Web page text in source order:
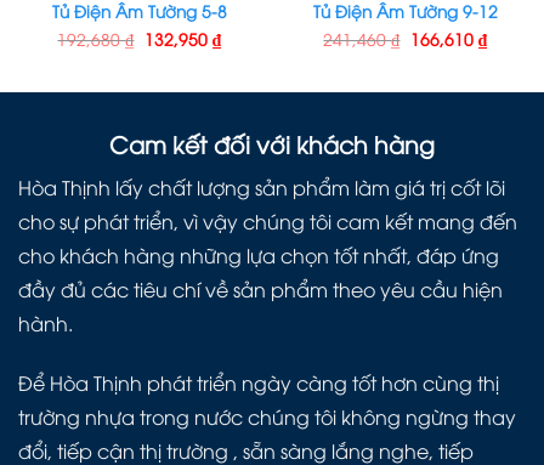
Tủ Điện Âm Tường 5-8
192,680₫ 132,950 ₫
Tủ Điện Âm Tường 9-12
241,460₫ 166,610 ₫
Cam kết đối với khách hàng
Hòa Thịnh lấy chất lượng sản phẩm làm giá trị cốt lõi
cho sự phát triển, vì vậy chúng tôi cam kết mang đến
cho khách hàng những lựa chọn tốt nhất, đáp ứng
đầy đủ các tiêu chí về sản phẩm theo yêu cầu hiện
hành.
Để Hòa Thịnh phát triển ngày càng tốt hơn cùng thị
trường nhựa trong nước chúng tôi không ngừng thay
đổi, tiếp cận thị trường , sẵn sàng lắng nghe, tiếp